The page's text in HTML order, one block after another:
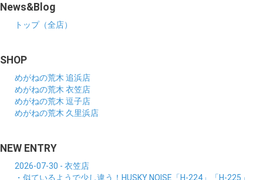
News&Blog
トップ（全店）
SHOP
めがねの荒木 追浜店
めがねの荒木 衣笠店
めがねの荒木 逗子店
めがねの荒木 久里浜店
NEW ENTRY
2026-07-30 - 衣笠店
・似ているようで少し違う！HUSKY NOISE「H-224」「H-225」